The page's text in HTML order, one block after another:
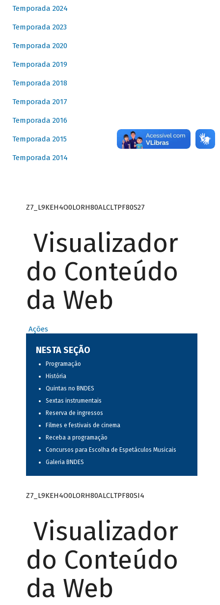
Temporada 2024
Temporada 2023
Temporada 2020
Temporada 2019
Temporada 2018
Temporada 2017
Temporada 2016
Temporada 2015
Temporada 2014
Z7_L9KEH4O0LORH80ALCLTPF80S27
Visualizador
do Conteúdo
da Web
Ações
NESTA SEÇÃO
Programação
História
Quintas no BNDES
Sextas instrumentais
Reserva de ingressos
Filmes e festivais de cinema
Receba a programação
Concursos para Escolha de Espetáculos Musicais
Galeria BNDES
Z7_L9KEH4O0LORH80ALCLTPF80SI4
Visualizador
do Conteúdo
da Web